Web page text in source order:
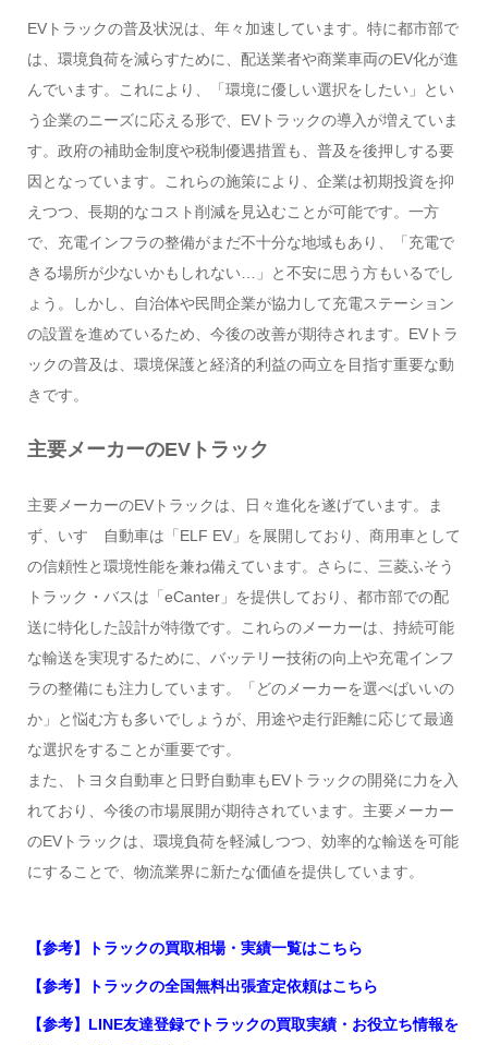
EVトラックの普及状況は、年々加速しています。特に都市部で
は、環境負荷を減らすために、配送業者や商業車両のEV化が進
んでいます。これにより、「環境に優しい選択をしたい」とい
う企業のニーズに応える形で、EVトラックの導入が増えていま
す。政府の補助金制度や税制優遇措置も、普及を後押しする要
因となっています。これらの施策により、企業は初期投資を抑
えつつ、長期的なコスト削減を見込むことが可能です。一方
で、充電インフラの整備がまだ不十分な地域もあり、「充電で
きる場所が少ないかもしれない…」と不安に思う方もいるでし
ょう。しかし、自治体や民間企業が協力して充電ステーション
の設置を進めているため、今後の改善が期待されます。EVトラ
ックの普及は、環境保護と経済的利益の両立を目指す重要な動
きです。
主要メーカーのEVトラック
主要メーカーのEVトラックは、日々進化を遂げています。ま
ず、いすゞ自動車は「ELF EV」を展開しており、商用車として
の信頼性と環境性能を兼ね備えています。さらに、三菱ふそう
トラック・バスは「eCanter」を提供しており、都市部での配
送に特化した設計が特徴です。これらのメーカーは、持続可能
な輸送を実現するために、バッテリー技術の向上や充電インフ
ラの整備にも注力しています。「どのメーカーを選べばいいの
か」と悩む方も多いでしょうが、用途や走行距離に応じて最適
な選択をすることが重要です。
また、トヨタ自動車と日野自動車もEVトラックの開発に力を入
れており、今後の市場展開が期待されています。主要メーカー
のEVトラックは、環境負荷を軽減しつつ、効率的な輸送を可能
にすることで、物流業界に新たな価値を提供しています。
【参考】トラックの買取相場・実績一覧はこちら
【参考】トラックの全国無料出張査定依頼はこちら
【参考】LINE友達登録でトラックの買取実績・お役立ち情報を